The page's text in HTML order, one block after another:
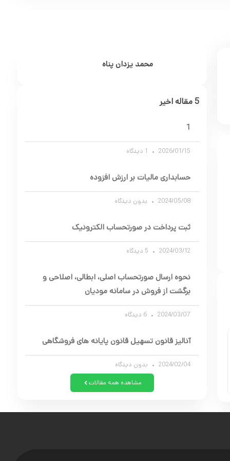
محمد یزدان پناه
5 مقاله اخیر
1
2026/01/15
حسابداری مالیات بر ارزش افزوده
2024/05/08 بدون دیدگاه
ثبت پرداخت در صورتحساب الکترونیک
2024/03/12
نحوه ارسال صورتحساب اصلی، ابطالی، اصلاحی و
برگشت از فروش در سامانه مودیان
2024/03/07 6 دیدگاه
آنالیز قانون تسهیل قانون پایانه های فروشگاهی
2024/02/04 بدون دیدگاه
مشاهده همه مقالات